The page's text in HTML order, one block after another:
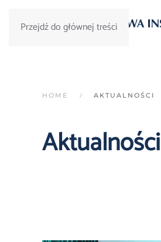
Przejdź do głównej treści
HOME AKTUALNOŚCI
Aktualności